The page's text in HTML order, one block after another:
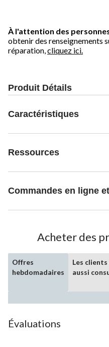
À l'attention des
obtenir des renseignements
réparation, cliquez ici.
Produit Détails
Caractéristiques
Ressources
Commandes en ligne
Acheter des
Offres
hebdomadaires
Les
aussi
Évaluations